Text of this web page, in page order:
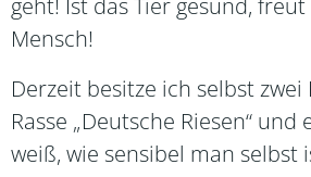
geht! Ist das Tier gesund,
Mensch!
Derzeit besitze ich selbst
Rasse „Deutsche Riesen“ und
weiß, wie sensibel man selbst